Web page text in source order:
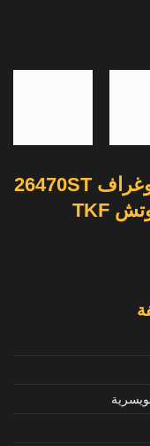
اوديمار بيجيه رويال اوك كرونوغراف 26470ST
الأبيض الهاتفي طبق الاصل ووتش TKF